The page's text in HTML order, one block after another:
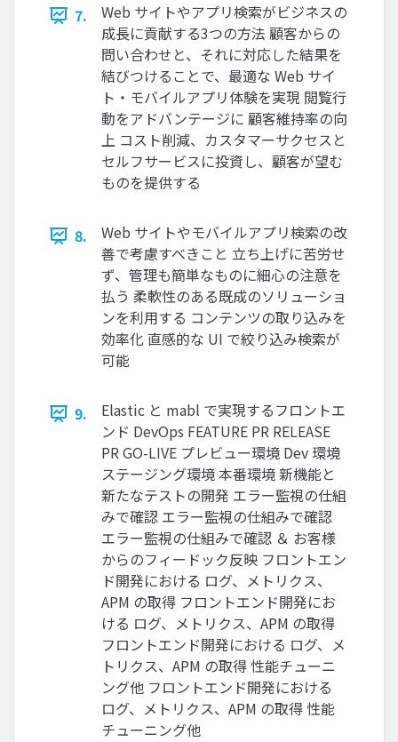
7.
Web サイトやアプリ検索がビジネスの
成⻑に貢献する3つの⽅法 顧客からの
問い合わせと、それに対応した結果を
結びつけることで、最適な Web サイ
ト・モバイルアプリ体験を実現 閲覧⾏
動をアドバンテージに 顧客維持率の向
上 コスト削減、カスタマーサクセスと
セルフサービスに投資し、顧客が望む
ものを提供する
8.
Web サイトやモバイルアプリ検索の改
善で考慮すべきこと ⽴ち上げに苦労せ
ず、管理も簡単なものに細⼼の注意を
払う 柔軟性のある既成のソリューショ
ンを利⽤する コンテンツの取り込みを
効率化 直感的な UI で絞り込み検索が
可能
9.
Elastic と mabl で実現するフロントエ
ンド DevOps FEATURE PR RELEASE
PR GO-LIVE プレビュー環境 Dev 環境
ステージング環境 本番環境 新機能と
新たなテストの開発 エラー監視の仕組
みで確認 エラー監視の仕組みで確認
エラー監視の仕組みで確認 ＆ お客様
からのフィードック反映 フロントエン
ド開発における ログ、メトリクス、
APM の取得 フロントエンド開発にお
ける ログ、メトリクス、APM の取得
フロントエンド開発における ログ、メ
トリクス、APM の取得 性能チューニ
ング他 フロントエンド開発における
ログ、メトリクス、APM の取得 性能
チューニング他